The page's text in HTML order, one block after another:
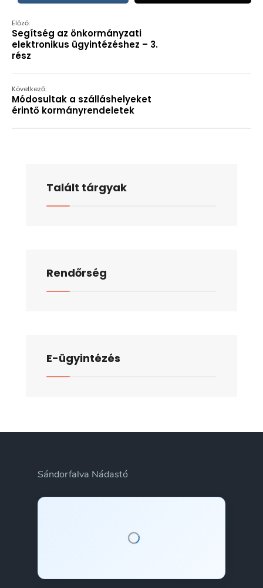
Előző:
Segítség az önkormányzati
elektronikus ügyintézéshez – 3.
rész
Következő:
Módosultak a szálláshelyeket
érintő kormányrendeletek
Talált tárgyak
Rendőrség
E-ügyintézés
Sándorfalva Nádastó